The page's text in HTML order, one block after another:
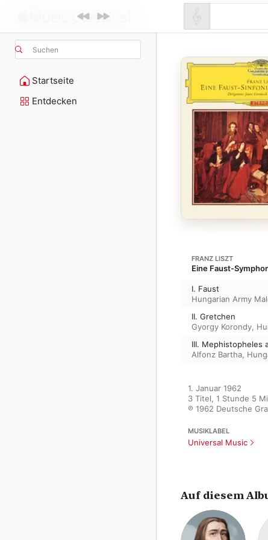
Suchen
Startseite
Entdecken
FRANZ LISZT
Eine Faust-
I. Faust
Hungarian Army
II. Gretchen
Gyorgy Korondy,
III. Mephistopheles
Alfonz Bartha,
1. Januar 1962
3 Titel, 1 Stunde 5
℗ 1962 Deutsche
MUSIKLABEL
Universal Music
Auf diesem